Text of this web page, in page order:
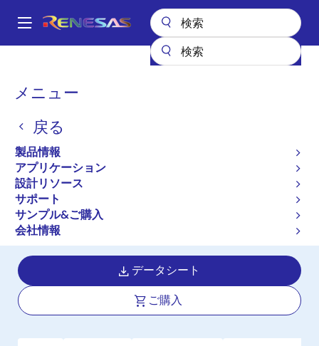
ン
Main
メニュー
戻る
製品情報
アプリケーション
設計リソース
サポート
サンプル&ご購入
会社情報
パ
く
ず
プログラマブルロジック
SLG46620
SLG46620
アクティブ
GreenPAKプログラマブルミックス
ド・シグナルマトリックス、VDD
Range: 1.71-5.5V、17 GPIOs、6
ACMPs、ADC (8-bit, SAR)、SPI
データシート
ご購入